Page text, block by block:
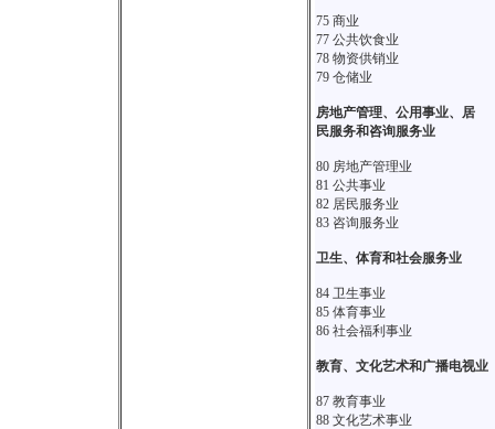
75 商业
77 公共饮食业
78 物资供销业
79 仓储业
房地产管理、公用事业、居
民服务和咨询服务业
80 房地产管理业
81 公共事业
82 居民服务业
83 咨询服务业
卫生、体育和社会服务业
84 卫生事业
85 体育事业
86 社会福利事业
教育、文化艺术和广播电视业
87 教育事业
88 文化艺术事业